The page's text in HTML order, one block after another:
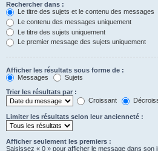
Rechercher dans :
Le titre des sujets et le contenu des messages
Le contenu des messages uniquement
Le titre des sujets uniquement
Le premier message des sujets uniquement
Afficher les résultats sous forme de :
Messages
Sujets
Trier les résultats par :
Croissant
Limiter les résultats selon leur ancienneté :
Afficher seulement les premiers :
Saisissez « 0 » pour afficher le message dans son